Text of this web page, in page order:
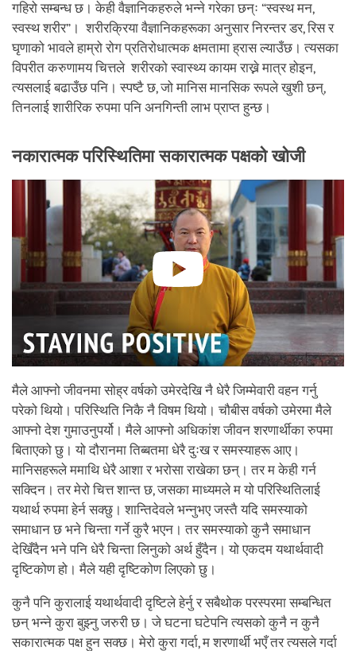
गहिरो सम्बन्ध छ। केही वैज्ञानिकहरुले भन्ने गरेका छन्ः “स्वस्थ मन,
स्वस्थ शरीर”। शरीरक्रिया वैज्ञानिकहरूका अनुसार निरन्तर डर, रिस र
घृणाको भावले हाम्रो रोग प्रतिरोधात्मक क्षमतामा ह्रास ल्याउँछ। त्यसका
विपरीत करुणामय चित्तले शरीरको स्वास्थ्य कायम राख्ने मात्र होइन,
त्यसलाई बढाउँछ पनि। स्पष्टै छ, जो मानिस मानसिक रूपले खुशी छन्,
तिनलाई शारीरिक रुपमा पनि अनगिन्ती लाभ प्राप्त हुन्छ।
नकारात्मक परिस्थितिमा सकारात्मक पक्षको खोजी
मैले आफ्नो जीवनमा सोह्र वर्षको उमेरदेखि नै धेरै जिम्मेवारी वहन गर्नु
परेको थियो। परिस्थिति निकै नै विषम थियो। चौबीस वर्षको उमेरमा मैले
आफ्नो देश गुमाउनुपर्यो। मैले आफ्नो अधिकांश जीवन शरणार्थीका रुपमा
बिताएको छु। यो दौरानमा तिब्बतमा धेरै दुःख र समस्याहरू आए।
मानिसहरूले ममाथि धेरै आशा र भरोसा राखेका छन्। तर म केही गर्न
सक्दिन। तर मेरो चित्त शान्त छ, जसका माध्यमले म यो परिस्थितिलाई
यथार्थ रुपमा हेर्न सक्छु। शान्तिदेवले भन्नुभए जस्तै यदि समस्याको
समाधान छ भने चिन्ता गर्ने कुरै भएन। तर समस्याको कुनै समाधान
देखिँदैन भने पनि धेरै चिन्ता लिनुको अर्थ हुँदैन। यो एकदम यथार्थवादी
दृष्टिकोण हो। मैले यही दृष्टिकोण लिएको छु।
कुनै पनि कुरालाई यथार्थवादी दृष्टिले हेर्नु र सबैथोक परस्परमा सम्बन्धित
छन् भन्ने कुरा बुझ्नु जरुरी छ। जे घटना घटेपनि त्यसको कुनै न कुनै
सकारात्मक पक्ष हुन सक्छ। मेरो कुरा गर्दा, म शरणार्थी भएँ तर त्यसले गर्दा